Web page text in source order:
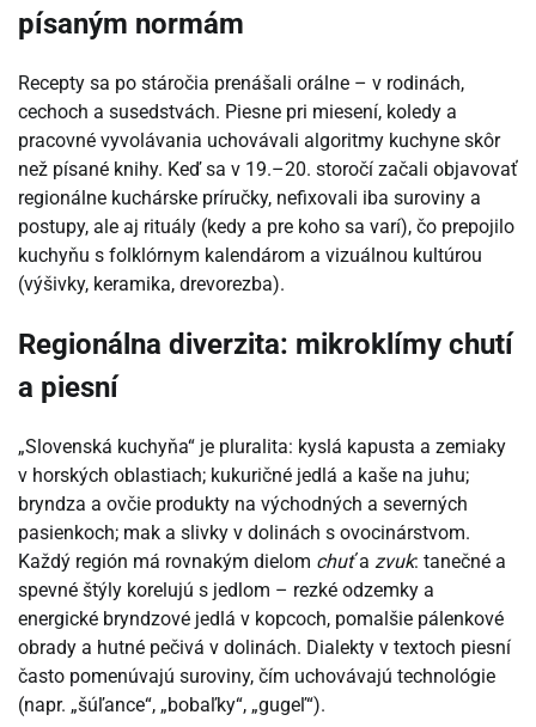
písaným normám
Recepty sa po stáročia prenášali orálne – v rodinách,
cechoch a susedstvách. Piesne pri miesení, koledy a
pracovné vyvolávania uchovávali algoritmy kuchyne skôr
než písané knihy. Keď sa v 19.–20. storočí začali objavovať
regionálne kuchárske príručky, nefixovali iba suroviny a
postupy, ale aj rituály (kedy a pre koho sa varí), čo prepojilo
kuchyňu s folklórnym kalendárom a vizuálnou kultúrou
(výšivky, keramika, drevorezba).
Regionálna diverzita: mikroklímy chutí
a piesní
„Slovenská kuchyňa“ je pluralita: kyslá kapusta a zemiaky
v horských oblastiach; kukuričné jedlá a kaše na juhu;
bryndza a ovčie produkty na východných a severných
pasienkoch; mak a slivky v dolinách s ovocinárstvom.
Každý región má rovnakým dielom chuťa zvuk: tanečné a
spevné štýly korelujú s jedlom – rezké odzemky a
energické bryndzové jedlá v kopcoch, pomalšie pálenkové
obrady a hutné pečivá v dolinách. Dialekty v textoch piesní
často pomenúvajú suroviny, čím uchovávajú technológie
(napr. „šúľance“, „bobaľky“, „gugeľ“).